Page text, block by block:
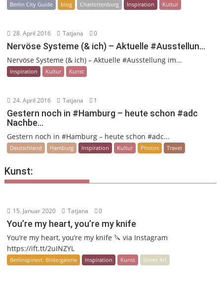
Berlin City Guide blog Charlottenburg Inspiration Kultur
28. April 2016 Tatjana 0
Nervöse Systeme (& ich) – Aktuelle #Ausstellun…
Nervöse Systeme (& ich) – Aktuelle #Ausstellung im...
Inspiration Kultur Kunst
24. April 2016 Tatjana 1
Gestern noch in #Hamburg – heute schon #adc
Nachbe…
Gestern noch in #Hamburg – heute schon #adc...
Deutschland Hamburg Inspiration Kultur Photos Travel
Kunst:
15. Januar 2020 Tatjana 0
You’re my heart, you’re my knife
You’re my heart, you’re my knife 🔪 via Instagram
https://ift.tt/2uINZYL
Berlinspiriert: Bildergalerie Inspiration Kunst Street Art